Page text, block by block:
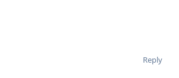
Reply